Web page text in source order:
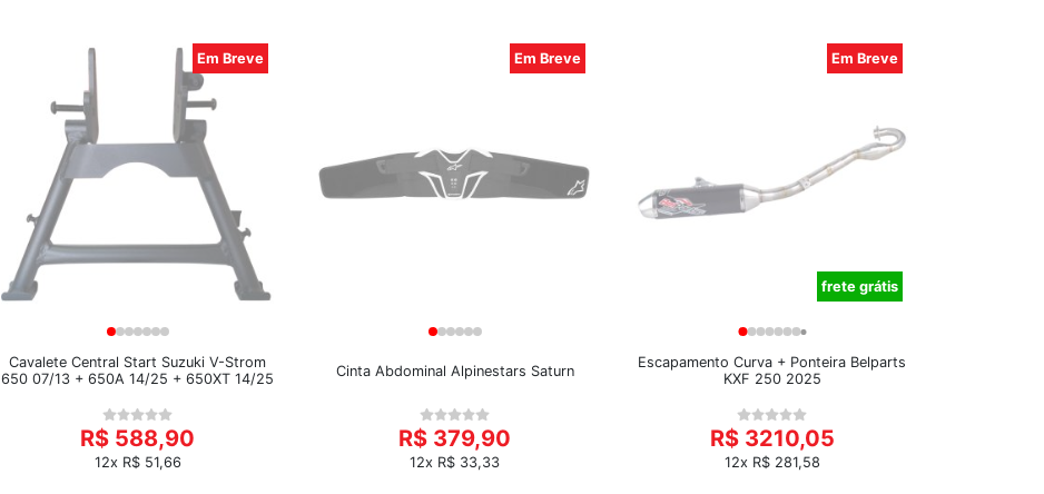
Em Breve
Cavalete Central Start Suzuki V-Strom
650 07/13 + 650A 14/25 + 650XT 14/25
R$ 588,90
12x R$ 51,66
Em Breve
Cinta Abdominal Alpinestars Saturn
R$ 379,90
12x R$ 33,33
Em Breve
frete grátis
Escapamento Curva + Ponteira Belparts
KXF 250 2025
R$ 3210,05
12x R$ 281,58